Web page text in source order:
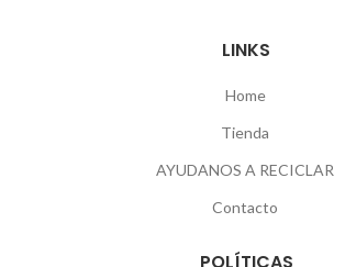
LINKS
Home
Tienda
AYUDANOS A RECICLAR
Contacto